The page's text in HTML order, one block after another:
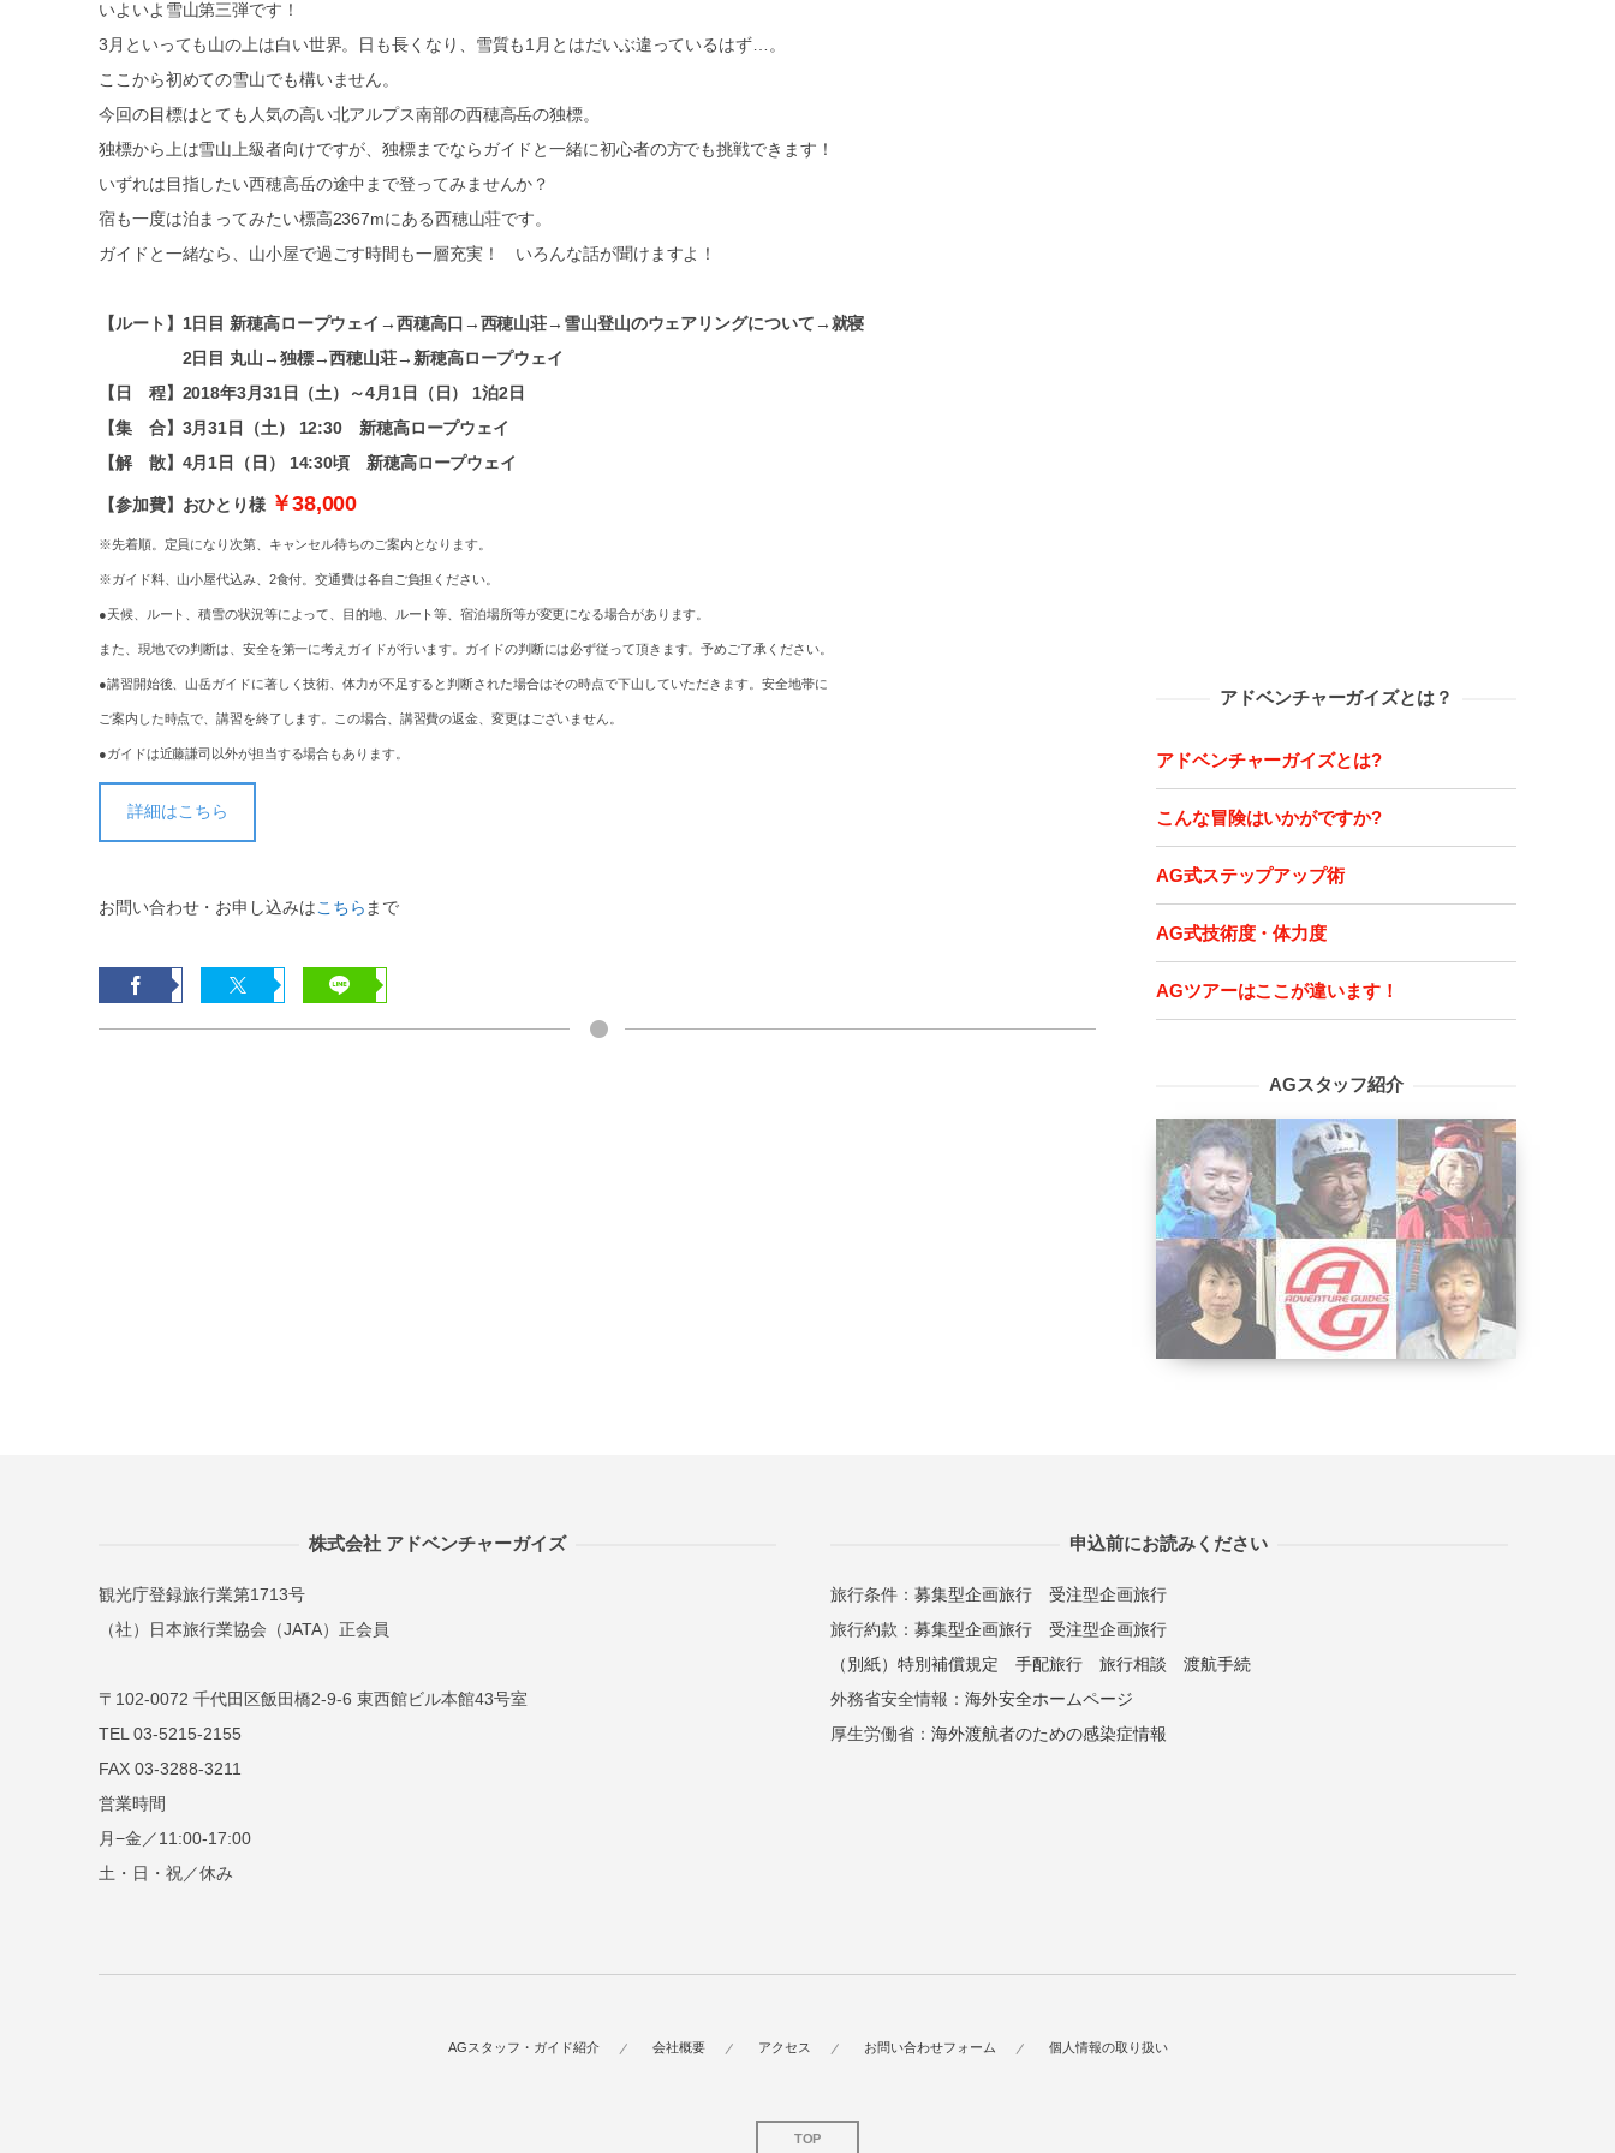
いよいよ雪山第三弾です！
3月といっても山の上は白い世界。日も長くなり、雪質も1月とはだいぶ違っているはず…。
ここから初めての雪山でも構いません。
今回の目標はとても人気の高い北アルプス南部の西穂高岳の独標。
独標から上は雪山上級者向けですが、独標までならガイドと一緒に初心者の方でも挑戦できます！
いずれは目指したい西穂高岳の途中まで登ってみませんか？
宿も一度は泊まってみたい標高2367mにある西穂山荘です。
ガイドと一緒なら、山小屋で過ごす時間も一層充実！ いろんな話が聞けますよ！
【ルート】1日目 新穂高ロープウェイ→西穂高口→西穂山荘→雪山登山のウェアリングについて→就寝
2日目 丸山→独標→西穂山荘→新穂高ロープウェイ
【日 程】2018年3月31日（土）～4月1日（日） 1泊2日
【集 合】3月31日（土） 12:30 新穂高ロープウェイ
【解 散】4月1日（日） 14:30頃 新穂高ロープウェイ
【参加費】おひとり様 ￥38,000
※先着順。定員になり次第、キャンセル待ちのご案内となります。
※ガイド料、山小屋代込み、2食付。交通費は各自ご負担ください。
●天候、ルート、積雪の状況等によって、目的地、ルート等、宿泊場所等が変更になる場合があります。
また、現地での判断は、安全を第一に考えガイドが行います。ガイドの判断には必ず従って頂きます。予めご了承ください。
●講習開始後、山岳ガイドに著しく技術、体力が不足すると判断された場合はその時点で下山していただきます。安全地帯に
ご案内した時点で、講習を終了します。この場合、講習費の返金、変更はございません。
●ガイドは近藤謙司以外が担当する場合もあります。
詳細はこちら
お問い合わせ・お申し込みはこちら まで
アドベンチャーガイズとは？
アドベンチャーガイズとは?
こんな冒険はいかがですか?
AG式ステップアップ術
AG式技術度・体力度
AGツアーはここが違います！
AGスタッフ紹介
株式会社 アドベンチャーガイズ
観光庁登録旅行業第1713号
（社）日本旅行業協会（JATA）正会員
〒102-0072 千代田区飯田橋2-9-6 東西館ビル本館43号室
TEL 03-5215-2155
FAX 03-3288-3211
営業時間
月−金／11:00-17:00
土・日・祝／休み
申込前にお読みください
旅行条件： 募集型企画旅行
受注型企画旅行
旅行約款： 募集型企画旅行
受注型企画旅行
（別紙）特別補償規定
手配旅行 旅行相談
渡航手続
外務省安全情報： 海外安全ホームページ
厚生労働省： 海外渡航者のための感染症情報
AGスタッフ・ガイド紹介 会社概要 アクセス お問い合わせフォーム 個人情報の取り扱い
TOP